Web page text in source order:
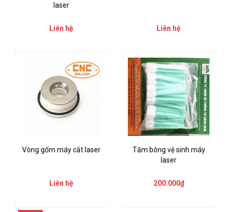
laser
Liên hệ Liên hệ
Vòng gốm máy cắt laser
Liên hệ
Tăm bông vệ sinh máy
laser
200.000₫